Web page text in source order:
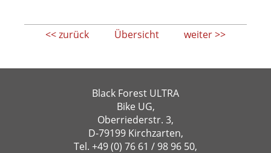
<< zurück weiter >>
Übersicht
Black Forest ULTRA
Bike UG,
Oberriederstr. 3,
D-79199 Kirchzarten,
Tel. +49 (0) 76 61 / 98 96 50,